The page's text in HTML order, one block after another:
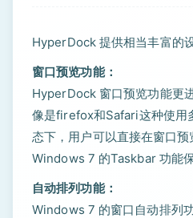
HyperDock 提供相当丰富的
窗口预览功能：
HyperDock 窗口预览功能更
像是firefox和Safari这种使用
态下，用户可以直接在窗口
Windows 7 的Taskbar 功能
自动排列功能：
Windows 7 的窗口自动排列